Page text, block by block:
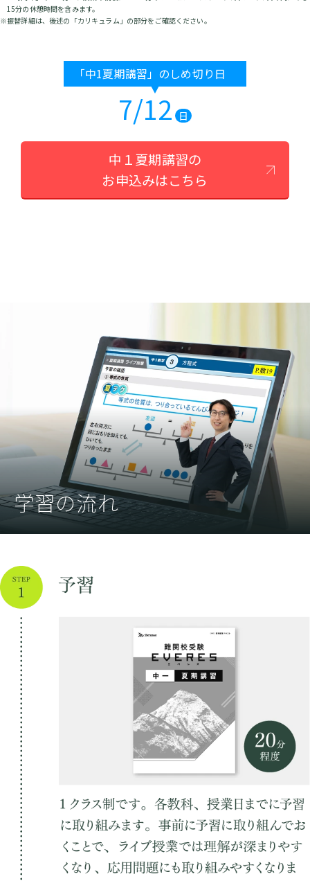
15分の休憩時間を含みます。
※振替詳細は、後述の「カリキュラム」の部分をご確認ください。
「中1夏期講習」のしめ切り日
7/12 日
中１夏期講習の
お申込みはこちら
学習の流れ